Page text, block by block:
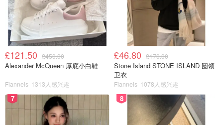
£121.50 £450.00
Alexander McQueen 厚底小白鞋
Flannels 1313人感兴趣
£46.80 £170.00
Stone Island STONE ISLAND 圆领
卫衣
Flannels 1078人感兴趣
7 8